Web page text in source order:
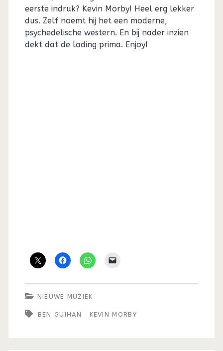
eerste indruk? Kevin Morby! Heel erg lekker
dus. Zelf noemt hij het een moderne,
psychedelische western. En bij nader inzien
dekt dat de lading prima. Enjoy!
NIEUWE MUZIEK
BEN GUIHAN KEVIN MORBY